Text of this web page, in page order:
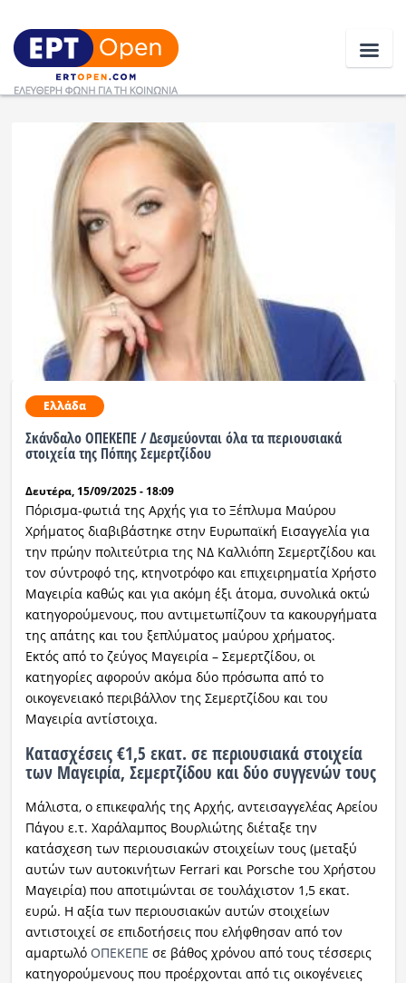
Ειδήσεις
Ελλάδα
Κοινωνία
Πολιτική
Οικονομία
Αθλητικά
Κόσμος
Ραδιόφωνο LIVE
Εκπομπές
Πολιτισμός
Ελλάδα
Σκάνδαλο ΟΠΕΚΕΠΕ / Δεσμεύονται όλα τα περιουσιακά
στοιχεία της Πόπης Σεμερτζίδου
Δευτέρα, 15/09/2025 - 18:09
Πόρισμα-φωτιά της Αρχής για το Ξέπλυμα Μαύρου
Χρήματος διαβιβάστηκε στην Ευρωπαϊκή Εισαγγελία για
την πρώην πολιτεύτρια της ΝΔ Καλλιόπη Σεμερτζίδου και
τον σύντροφό της, κτηνοτρόφο και επιχειρηματία Χρήστο
Μαγειρία καθώς και για ακόμη έξι άτομα, συνολικά οκτώ
κατηγορούμενους, που αντιμετωπίζουν τα κακουργήματα
της απάτης και του ξεπλύματος μαύρου χρήματος.
Εκτός από το ζεύγος Μαγειρία – Σεμερτζίδου, οι
κατηγορίες αφορούν ακόμα δύο πρόσωπα από το
οικογενειακό περιβάλλον της Σεμερτζίδου και του
Μαγειρία αντίστοιχα.
Κατασχέσεις €1,5 εκατ. σε περιουσιακά στοιχεία
των Μαγειρία, Σεμερτζίδου και δύο συγγενών τους
Μάλιστα, ο επικεφαλής της Αρχής, αντεισαγγελέας Αρείου
Πάγου ε.τ. Χαράλαμπος Βουρλιώτης διέταξε την
κατάσχεση των περιουσιακών στοιχείων τους (μεταξύ
αυτών των αυτοκινήτων Ferrari και Porsche του Χρήστου
Μαγειρία) που αποτιμώνται σε τουλάχιστον 1,5 εκατ.
ευρώ. Η αξία των περιουσιακών αυτών στοιχείων
αντιστοιχεί σε επιδοτήσεις που ελήφθησαν από τον
αμαρτωλό ΟΠΕΚΕΠΕ σε βάθος χρόνου από τους τέσσερις
κατηγορούμενους που προέρχονται από τις οικογένειες